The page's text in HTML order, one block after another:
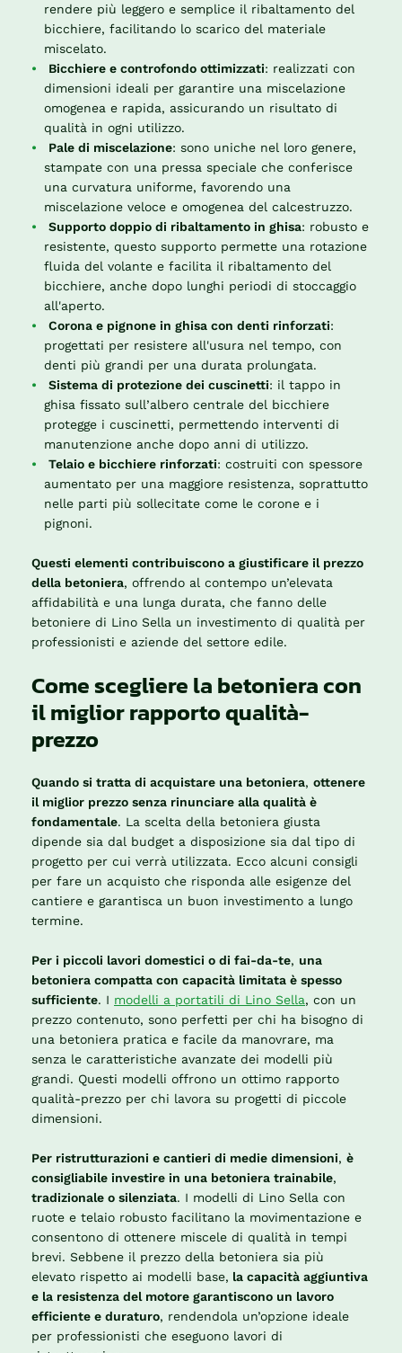
rendere più leggero e semplice il ribaltamento del
bicchiere, facilitando lo scarico del materiale
miscelato.
Bicchiere e controfondo ottimizzati: realizzati con
dimensioni ideali per garantire una miscelazione
omogenea e rapida, assicurando un risultato di
qualità in ogni utilizzo.
Pale di miscelazione: sono uniche nel loro genere,
stampate con una pressa speciale che conferisce
una curvatura uniforme, favorendo una
miscelazione veloce e omogenea del calcestruzzo.
Supporto doppio di ribaltamento in ghisa: robusto e
resistente, questo supporto permette una rotazione
fluida del volante e facilita il ribaltamento del
bicchiere, anche dopo lunghi periodi di stoccaggio
all'aperto.
Corona e pignone in ghisa con denti rinforzati:
progettati per resistere all'usura nel tempo, con
denti più grandi per una durata prolungata.
Sistema di protezione dei cuscinetti: il tappo in
ghisa fissato sull’albero centrale del bicchiere
protegge i cuscinetti, permettendo interventi di
manutenzione anche dopo anni di utilizzo.
Telaio e bicchiere rinforzati: costruiti con spessore
aumentato per una maggiore resistenza, soprattutto
nelle parti più sollecitate come le corone e i
pignoni.
Questi elementi contribuiscono a giustificare il prezzo
della betoniera, offrendo al contempo un’elevata
affidabilità e una lunga durata, che fanno delle
betoniere di Lino Sella un investimento di qualità per
professionisti e aziende del settore edile.
Come scegliere la betoniera con
il miglior rapporto qualità-
prezzo
Quando si tratta di acquistare una betoniera, ottenere
il miglior prezzo senza rinunciare alla qualità è
fondamentale. La scelta della betoniera giusta
dipende sia dal budget a disposizione sia dal tipo di
progetto per cui verrà utilizzata. Ecco alcuni consigli
per fare un acquisto che risponda alle esigenze del
cantiere e garantisca un buon investimento a lungo
termine.
Per i piccoli lavori domestici o di fai-da-te, una
betoniera compatta con capacità limitata è spesso
sufficiente. I modelli a portatili di Lino Sella, con un
prezzo contenuto, sono perfetti per chi ha bisogno di
una betoniera pratica e facile da manovrare, ma
senza le caratteristiche avanzate dei modelli più
grandi. Questi modelli offrono un ottimo rapporto
qualità-prezzo per chi lavora su progetti di piccole
dimensioni.
Per ristrutturazioni e cantieri di medie dimensioni, è
consigliabile investire in una betoniera trainabile,
tradizionale o silenziata. I modelli di Lino Sella con
ruote e telaio robusto facilitano la movimentazione e
consentono di ottenere miscele di qualità in tempi
brevi. Sebbene il prezzo della betoniera sia più
elevato rispetto ai modelli base, la capacità aggiuntiva
e la resistenza del motore garantiscono un lavoro
efficiente e duraturo, rendendola un’opzione ideale
per professionisti che eseguono lavori di